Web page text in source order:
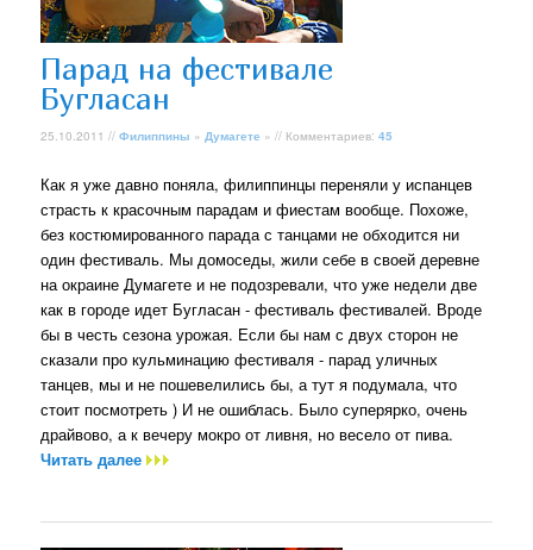
Парад на фестивале
Бугласан
25.10.2011 //Филиппины » Думагете » // Комментариев:45
Как я уже давно поняла, филиппинцы переняли у испанцев
страсть к красочным парадам и фиестам вообще. Похоже,
без костюмированного парада с танцами не обходится ни
один фестиваль. Мы домоседы, жили себе в своей деревне
на окраине Думагете и не подозревали, что уже недели две
как в городе идет Бугласан - фестиваль фестивалей. Вроде
бы в честь сезона урожая. Если бы нам с двух сторон не
сказали про кульминацию фестиваля - парад уличных
танцев, мы и не пошевелились бы, а тут я подумала, что
стоит посмотреть ) И не ошиблась. Было суперярко, очень
драйвово, а к вечеру мокро от ливня, но весело от пива.
Читать далее